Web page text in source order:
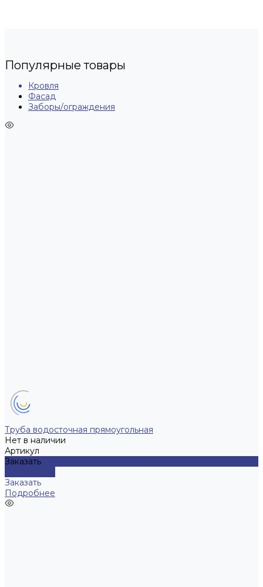
Популярные товары
Кровля
Фасад
Заборы/ограждения
Труба водосточная прямоугольная
Нет в наличии
Артикул
Заказать
Заказать
Подробнее